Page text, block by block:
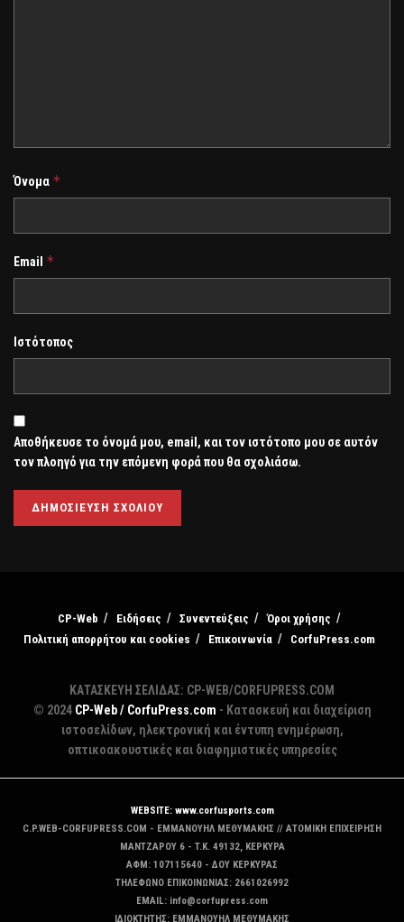
Όνομα *
Email *
Ιστότοπος
Αποθήκευσε το όνομά μου, email, και τον ιστότοπο μου σε αυτόν
τον πλοηγό για την επόμενη φορά που θα σχολιάσω.
CP-Web Ειδήσεις Συνεντεύξεις
Όροι χρήσης
Πολιτική απορρήτου και cookies
Επικοινωνία CorfuPress.com
ΚΑΤΑΣΚΕΥΗ ΣΕΛΙΔΑΣ: CP-WEB/CORFUPRESS.COM
© 2024 CP-Web / CorfuPress.com - Κατασκευή και διαχείριση
ιστοσελίδων, ηλεκτρονική και έντυπη ενημέρωση,
οπτικοακουστικές και διαφημιστικές υπηρεσίες
WEBSITE: www.corfusports.com
C.P.WEB-CORFUPRESS.COM - ΕΜΜΑΝΟΥΗΛ ΜΕΘΥΜΑΚΗΣ // ΑΤΟΜΙΚΗ ΕΠΙΧΕΙΡΗΣΗ
MANTZAΡΟΥ 6 - T.K. 49132, ΚΕΡΚΥΡΑ
ΑΦΜ: 107115640 - ΔΟΥ ΚΕΡΚΥΡΑΣ
ΤΗΛΕΦΩΝΟ ΕΠΙΚΟΙΝΩΝΙΑΣ: 2661026992
EMAIL: info@corfupress.com
ΙΔΙΟΚΤΗΤΗΣ: EMMANOYΗΛ ΜΕΘΥΜΑΚΗΣ